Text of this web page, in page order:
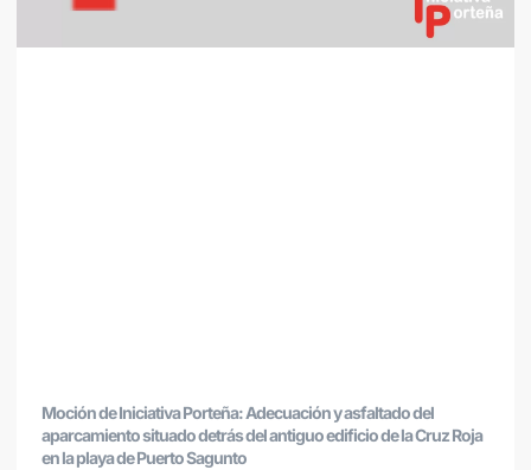
Moción de Iniciativa Porteña: Adecuación y asfaltado del
aparcamiento situado detrás del antiguo edificio de la Cruz Roja
en la playa de Puerto Sagunto